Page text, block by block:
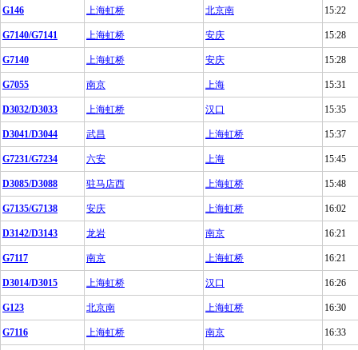
G146 上海虹桥 北京南 15:22
G7140/G7141 上海虹桥 安庆 15:28
G7140 上海虹桥 安庆 15:28
G7055 南京 上海 15:31
D3032/D3033 上海虹桥 汉口 15:35
D3041/D3044 武昌 上海虹桥 15:37
G7231/G7234 六安 上海 15:45
D3085/D3088 驻马店西 上海虹桥 15:48
G7135/G7138 安庆 上海虹桥 16:02
D3142/D3143 龙岩 南京 16:21
G7117 南京 上海虹桥 16:21
D3014/D3015 上海虹桥 汉口 16:26
G123 北京南 上海虹桥 16:30
G7116 上海虹桥 南京 16:33